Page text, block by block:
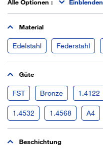
Alle Optionen : Einblenden
Material
Edelstahl Federstahl
Güte
FST Bronze 1.4122
1.4532 1.4568 A4
Beschichtung